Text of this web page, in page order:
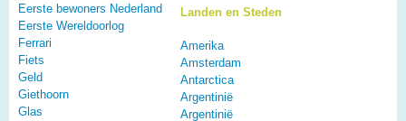
Eerste bewoners Nederland
Eerste Wereldoorlog
Ferrari
Fiets
Geld
Giethoorn
Glas
Landen en Steden
Amerika
Amsterdam
Antarctica
Argentinië
Argentinië